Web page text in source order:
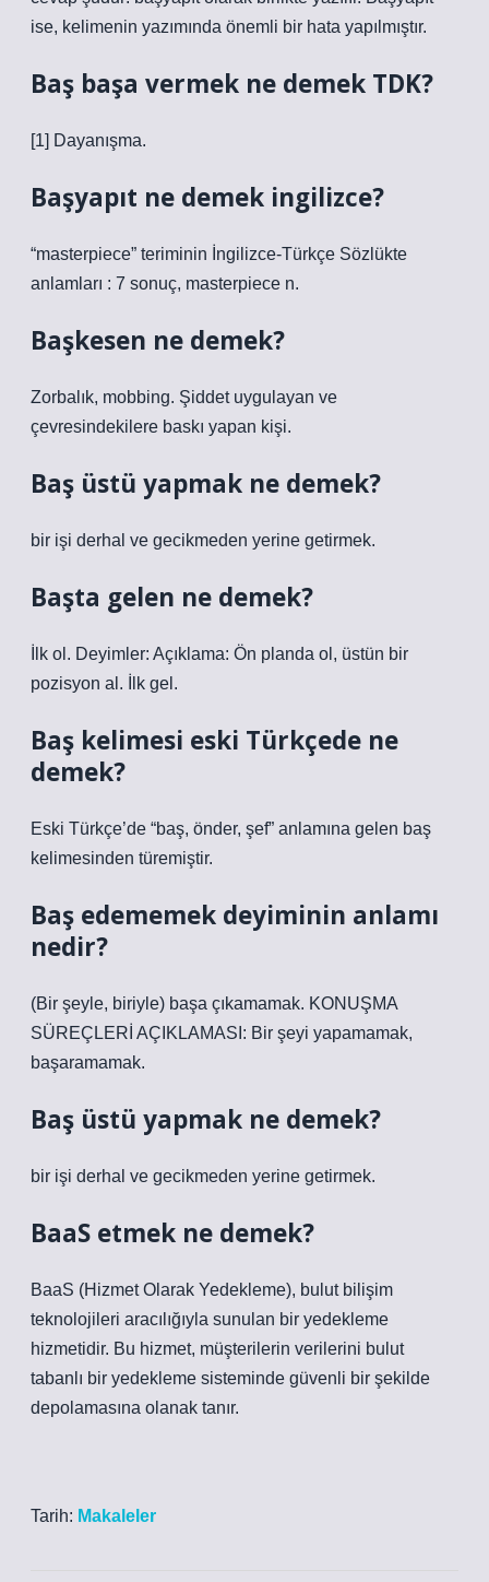
ise, kelimenin yazımında önemli bir hata yapılmıştır.
Baş başa vermek ne demek TDK?
[1] Dayanışma.
Başyapıt ne demek ingilizce?
“masterpiece” teriminin İngilizce-Türkçe Sözlükte
anlamları : 7 sonuç, masterpiece n.
Başkesen ne demek?
Zorbalık, mobbing. Şiddet uygulayan ve
çevresindekilere baskı yapan kişi.
Baş üstü yapmak ne demek?
bir işi derhal ve gecikmeden yerine getirmek.
Başta gelen ne demek?
İlk ol. Deyimler: Açıklama: Ön planda ol, üstün bir
pozisyon al. İlk gel.
Baş kelimesi eski Türkçede ne
demek?
Eski Türkçe’de “baş, önder, şef” anlamına gelen baş
kelimesinden türemiştir.
Baş edememek deyiminin anlamı
nedir?
(Bir şeyle, biriyle) başa çıkamamak. KONUŞMA
SÜREÇLERİ AÇIKLAMASI: Bir şeyi yapamamak,
başaramamak.
Baş üstü yapmak ne demek?
bir işi derhal ve gecikmeden yerine getirmek.
BaaS etmek ne demek?
BaaS (Hizmet Olarak Yedekleme), bulut bilişim
teknolojileri aracılığıyla sunulan bir yedekleme
hizmetidir. Bu hizmet, müşterilerin verilerini bulut
tabanlı bir yedekleme sisteminde güvenli bir şekilde
depolamasına olanak tanır.
Tarih: Makaleler